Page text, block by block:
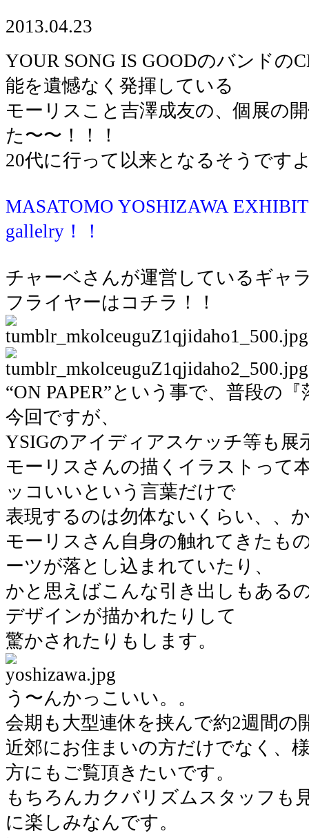
2013.04.23
YOUR SONG IS GOODのバンドの
能を遺憾なく発揮している
モーリスこと吉澤成友の、個展の
た〜〜！！！
20代に行って以来となるそうです
MASATOMO YOSHIZAWA
gallelry！！
チャーベさんが運営しているギャ
フライヤーはコチラ！！
“ON PAPER”という事で、普段の
今回ですが、
YSIGのアイディアスケッチ等も展
モーリスさんの描くイラストって
ッコいいという言葉だけで
表現するのは勿体ないくらい、、
モーリスさん自身の触れてきたも
ーツが落とし込まれていたり、
かと思えばこんな引き出しもある
デザインが描かれたりして
驚かされたりもします。
う〜んかっこいい。。
会期も大型連休を挟んで約2週間の
近郊にお住まいの方だけでなく、
方にもご覧頂きたいです。
もちろんカクバリズムスタッフも
に楽しみなんです。